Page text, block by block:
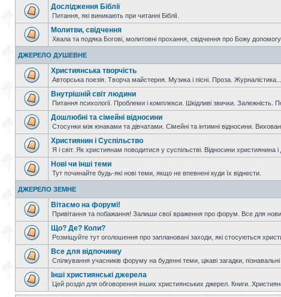
Дослідження Біблії
Питання, які виникають при читанні Біблії.
Молитви, свідчення
Хвала та подяка Богові, молитовні прохання, свідчення про Божу допомогу.
ДЖЕРЕЛО ДУШЕВНЕ
Християнська творчість
Авторська поезія. Творча майстерня. Музика і пісні. Проза. Журналістика...
Внутрішній світ людини
Питання психології. Проблеми і комплекси. Шкідливі звички.
Дошлюбні та сімейні відносини
Стосунки між юнаками та дівчатами. Сімейні та інтимні відносини.
Християнин і Суспільство
Я і світ. Як християнам поводитися у суспільстві. Відносини християнина
Нові чи інші теми
Тут починайте будь-які нові теми, якщо не впевнені куди їх віднести.
ДЖЕРЕЛО ЗЕМНЕ
Вітаємо на форумі!
Привітання та побажання! Залиши свої враження про форум. Все для нових
Що? Де? Коли?
Розміщуйте тут оголошення про заплановані заходи, які стосуються
Все для відпочинку
Спілкування учасників форуму на буденні теми, цікаві загадки, пізнавальні
Інші християнські джерела
Цей розділ для обговорення інших християнських джерел. Книги.